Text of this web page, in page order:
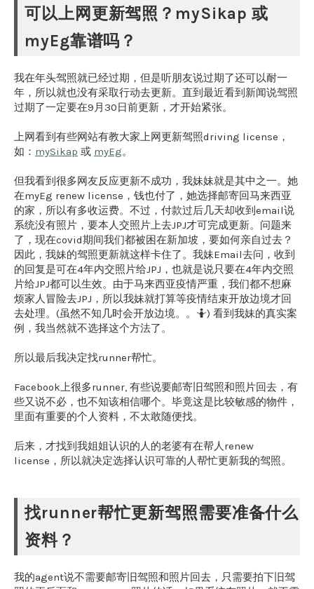
可以上网更新驾照？mySikap 或
myEg靠谱吗？
我在年头驾照就已经过期，但是听朋友说过期了还可以耐一
年，所以就也没有采取行动去更新。直到最近看到新闻说驾照
过期了一定要在9月30日前更新，才开始紧张。
上网看到有些网站有教大家上网更新驾照driving license，
如： mySikap 或 myEg。
但我看到很多网友反应更新不成功，我妹妹就是其中之一。她
在myEg renew license，钱也付了，她选择邮寄回马来西亚
的家，所以有多收运费。不过，付款过后几天却收到email说
系统没有照片，要本人交照片上去JPJ才可完成更新。问题来
了，现在covid期间我们都被困在新加坡，要如何亲自过去？
因此，我妹的驾照更新就这样卡住了。我妹Email去问，收到
的回复是可在4年内交照片给JPJ，也就是说只要在4年内交照
片给JPJ都可以生效。由于马来西亚疫情严重，我们都不想麻
烦家人冒险去JPJ，所以我妹就打算等疫情结束开放边境才回
去处理。(虽然不知几时会开放边境。。🤷) 看到我妹的真实案
例，我当然就不选择这个方法了。
所以最后我决定找runner帮忙。
Facebook上很多runner, 有些说要邮寄旧驾照和照片回去，有
些又说不必，也不知该相信哪个。毕竟这是比较敏感的物件，
里面有重要的个人资料，不太敢随便找。
后来，才找到我姐姐认识的人的老婆有在帮人renew
license，所以就决定选择认识可靠的人帮忙更新我的驾照。
找runner帮忙更新驾照需要准备什么
资料？
我的agent说不需要邮寄旧驾照和照片回去，只需要拍下旧驾